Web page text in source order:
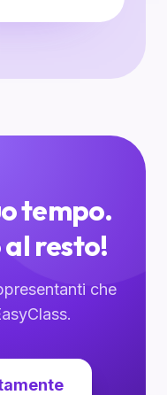
tempo.
al resto!
che